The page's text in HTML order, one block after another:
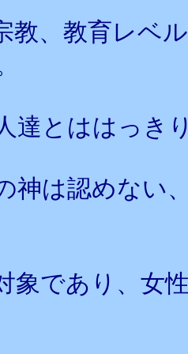
教、教育レベ
達とははっき
神は認めない
象であり、女